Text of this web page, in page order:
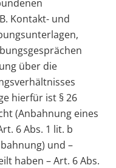
Kontakt- und
über die
hierfür ist § 26
(Anbahnung eines
6 Abs. 1 lit. b
und –
haben – Art. 6 Abs.